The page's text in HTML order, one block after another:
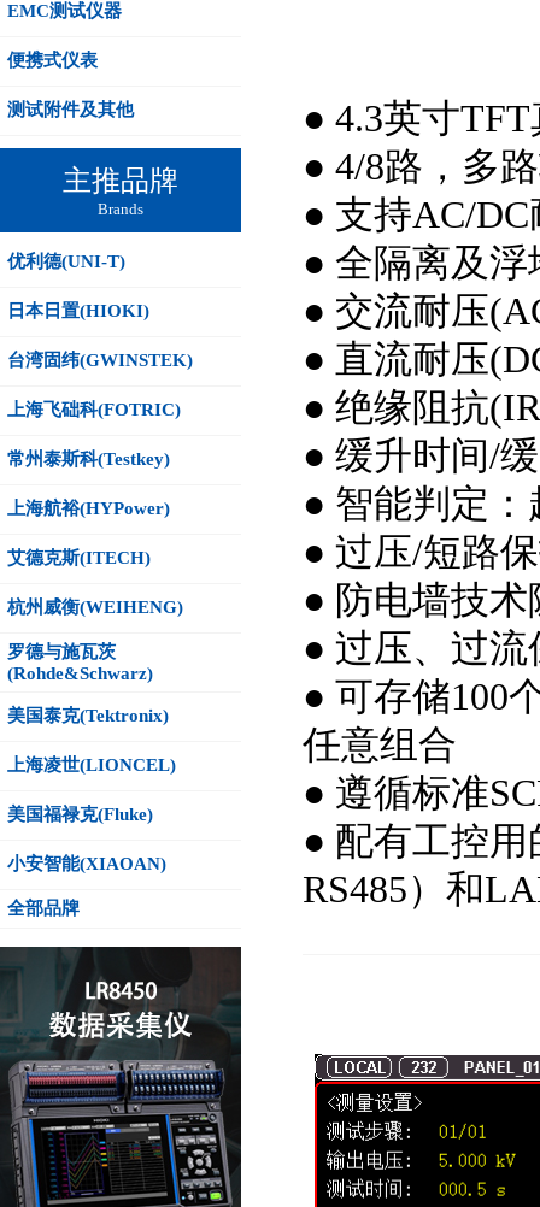
EMC测试仪器
便携式仪表
测试附件及其他
主推品牌
Brands
优利德(UNI-T)
日本日置(HIOKI)
台湾固纬(GWINSTEK)
上海飞础科(FOTRIC)
常州泰斯科(Testkey)
上海航裕(HYPower)
艾德克斯(ITECH)
杭州威衡(WEIHENG)
罗德与施瓦茨
(Rohde&Schwarz)
美国泰克(Tektronix)
上海凌世(LIONCEL)
美国福禄克(Fluke)
小安智能(XIAOAN)
全部品牌
● 4.3英寸
● 4/8路，多
● 支持AC/
● 全隔离及
● 交流耐压
● 直流耐压
● 绝缘阻抗
● 缓升时间/
● 智能判定
● 过压/短路
● 防电墙技
● 过压、过
● 可存储100
任意组合
● 遵循标准
● 配有工控用
RS485）和